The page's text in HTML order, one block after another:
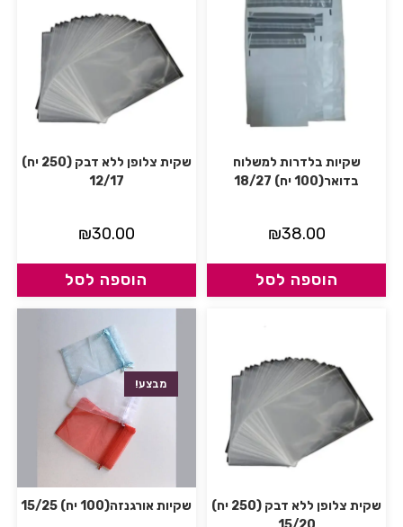
שקיות בלדרות למשלוח
בדואר(100 יח) 18/27
₪38.00
הוספה לסל
שקית צלופן ללא דבק (250 יח)
12/17
₪30.00
הוספה לסל
שקית צלופן ללא דבק (250 יח)
מבצע!
שקיות אורגנזה(100 יח) 15/25